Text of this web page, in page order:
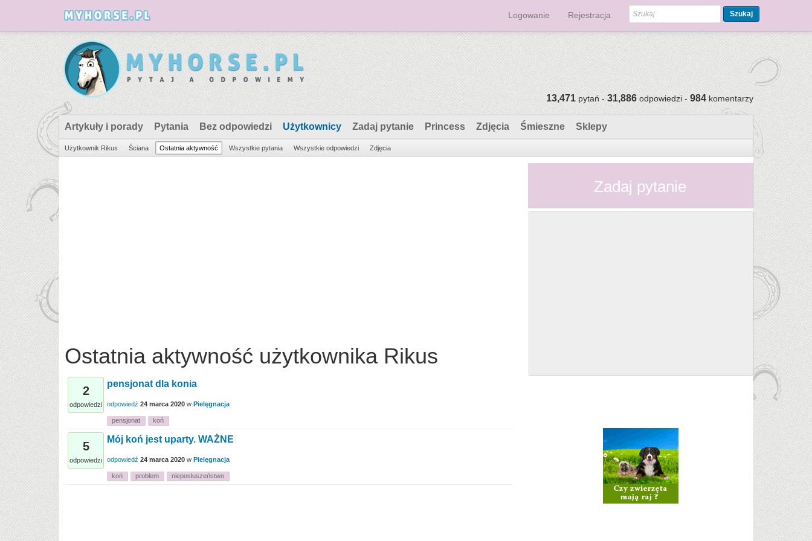
Logowanie Rejestracja Szukaj
13,471pytań -31,886odpowiedzi -984komentarzy
Artykuły i porady Pytania Bez odpowiedzi Użytkownicy Zadaj pytanie Princess Zdjęcia Śmieszne Sklepy
Użytkownik Rikus Ściana Ostatnia aktywność Wszystkie pytania Wszystkie odpowiedzi Zdjęcia
Ostatnia aktywność użytkownika Rikus
2
odpowiedzi
pensjonat dla konia
odpowiedź 24 marca 2020 w Pielęgnacja
pensjonat koń
5
odpowiedzi
Mój koń jest uparty. WAŻNE
odpowiedź 24 marca 2020 w Pielęgnacja
koń problem nieposłuszeństwo
Zadaj pytanie